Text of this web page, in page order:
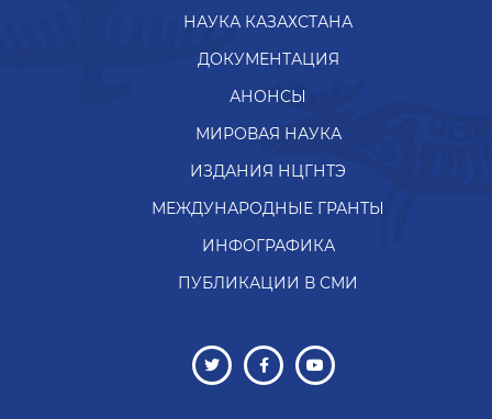
НАУКА КАЗАХСТАНА
ДОКУМЕНТАЦИЯ
АНОНСЫ
МИРОВАЯ НАУКА
ИЗДАНИЯ НЦГНТЭ
МЕЖДУНАРОДНЫЕ ГРАНТЫ
ИНФОГРАФИКА
ПУБЛИКАЦИИ В СМИ